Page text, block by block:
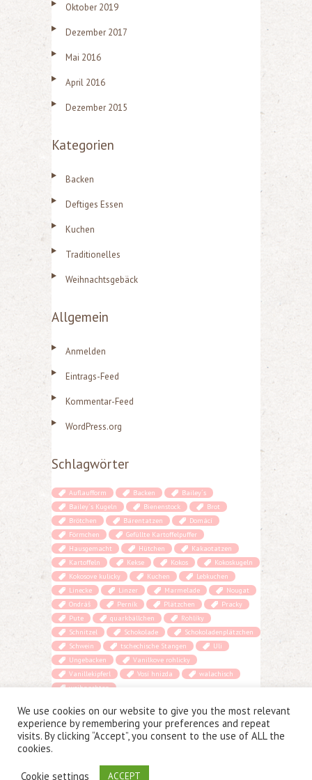
Oktober 2019
Dezember 2017
Mai 2016
April 2016
Dezember 2015
Kategorien
Backen
Deftiges Essen
Kuchen
Traditionelles
Weihnachtsgebäck
Allgemein
Anmelden
Eintrags-Feed
Kommentar-Feed
WordPress.org
Schlagwörter
Auflaufform Backen
Bailey´s
Bailey´s Kugeln
Bienenstock
Brot
Brötchen
Bärentatzen
Domácí
Förmchen
Gefüllte Kartoffelpuffer
Hausgemacht
Hütchen
Kakaotatzen
Kartoffeln
Kekse Kokos
Kokoskugeln
Kokosove kulicky
Kuchen
Lebkuchen
Linecke
Linzer Marmelade
Nougat
Ondráš
Perník Plätzchen
Pracky
Pute
quarkbällchen
Rohlíky
Schnitzel
Schokolade
Schokoladenplätzchen
Schwein
tschechische Stangen
Uli
Ungebacken
Vanilkove rohlicky
Vanillekipferl
Vosí hnizda
walachisch
weihnachten
Chooko design by
We use cookies on our website to give you the most relevant
experience by remembering your preferences and repeat
visits. By clicking “Accept”, you consent to the use of ALL the
cookies.
Cookie settings ACCEPT